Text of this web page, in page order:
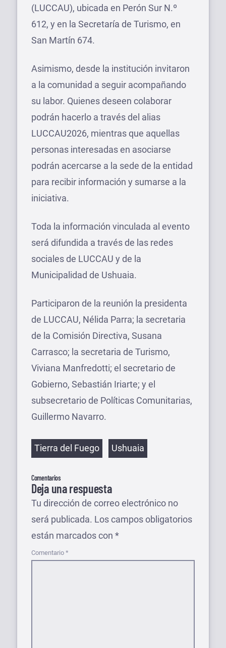
(LUCCAU), ubicada en Perón Sur N.º
612, y en la Secretaría de Turismo, en
San Martín 674.
Asimismo, desde la institución invitaron
a la comunidad a seguir acompañando
su labor. Quienes deseen colaborar
podrán hacerlo a través del alias
LUCCAU2026, mientras que aquellas
personas interesadas en asociarse
podrán acercarse a la sede de la entidad
para recibir información y sumarse a la
iniciativa.
Toda la información vinculada al evento
será difundida a través de las redes
sociales de LUCCAU y de la
Municipalidad de Ushuaia.
Participaron de la reunión la presidenta
de LUCCAU, Nélida Parra; la secretaria
de la Comisión Directiva, Susana
Carrasco; la secretaria de Turismo,
Viviana Manfredotti; el secretario de
Gobierno, Sebastián Iriarte; y el
subsecretario de Políticas Comunitarias,
Guillermo Navarro.
Etiquetas
Tierra del Fuego Ushuaia
Comentarios
Deja una respuesta
Tu dirección de correo electrónico no
será publicada. Los campos obligatorios
están marcados con *
Comentario *